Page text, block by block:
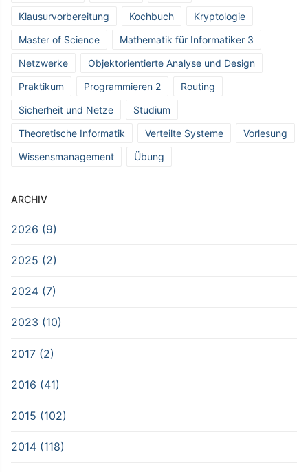
Klausurvorbereitung
Kochbuch
Kryptologie
Master of Science
Mathematik für Informatiker 3
Netzwerke
Objektorientierte Analyse und Design
Praktikum
Programmieren 2
Routing
Sicherheit und Netze
Studium
Theoretische Informatik
Verteilte Systeme
Vorlesung
Wissensmanagement
Übung
ARCHIV
2026 (9)
2025 (2)
2024 (7)
2023 (10)
2017 (2)
2016 (41)
2015 (102)
2014 (118)